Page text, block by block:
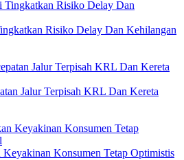
Risiko Delay Dan Kehilangan
Jalur Terpisah KRL Dan Kereta
Konsumen Tetap Optimistis